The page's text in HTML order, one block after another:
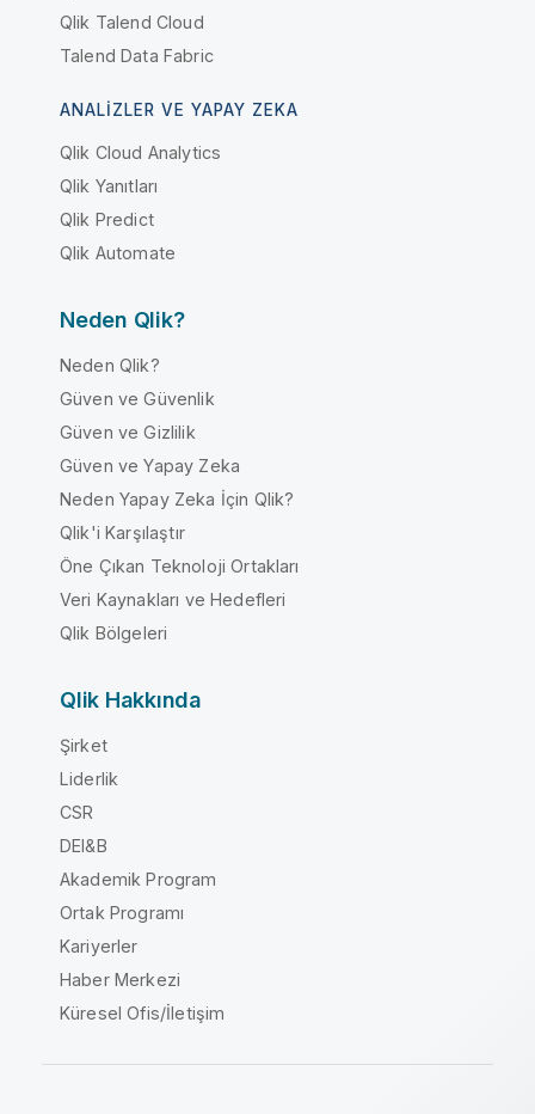
Qlik Talend Cloud
Talend Data Fabric
ANALIZLER VE YAPAY ZEKA
Qlik Cloud Analytics
Qlik Yanıtları
Qlik Predict
Qlik Automate
Neden Qlik?
Neden Qlik?
Güven ve Güvenlik
Güven ve Gizlilik
Güven ve Yapay Zeka
Neden Yapay Zeka İçin Qlik?
Qlik'i Karşılaştır
Öne Çıkan Teknoloji Ortakları
Veri Kaynakları ve Hedefleri
Qlik Bölgeleri
Qlik Hakkında
Şirket
Liderlik
CSR
DEI&B
Akademik Program
Ortak Programı
Kariyerler
Haber Merkezi
Küresel Ofis/İletişim